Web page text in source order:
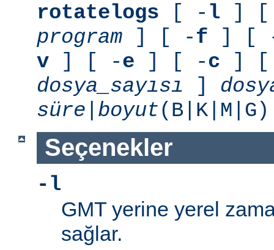
rotatelogs [ - l ] [
program ] [ -f ] [
v ] [ -e ] [ -c ] [
dosya_sayısı ]
süre boyut
Seçenekler
-l
GMT yerine yerel
sağlar.